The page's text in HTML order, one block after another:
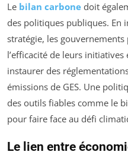
Le bilan carbone doit
des politiques publiques. En
stratégie, les
l’efficacité de leurs
instaurer des
émissions de GES. Une
des outils fiables comme le
pour faire face au défi
Le lien entre